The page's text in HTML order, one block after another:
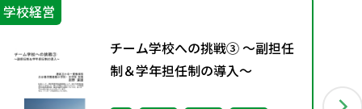
学校経営
チーム学校への挑戦③ ～副担任
制＆学年担任制の導入～